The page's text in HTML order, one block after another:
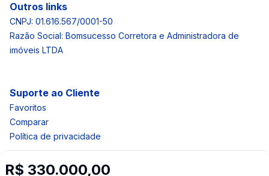
R$ 330.000,00
Outros links
CNPJ: 01.616.567/0001-50
Razão Social: Bomsucesso Corretora e Administradora de
imóveis LTDA
Suporte ao Cliente
Favoritos
Comparar
Política de privacidade